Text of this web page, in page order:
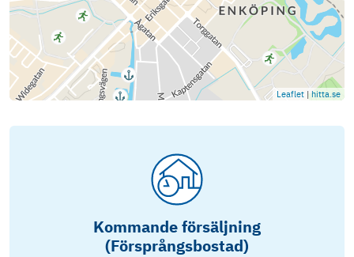
Leaflet | hitta.se
Kommande försäljning
(Försprångsbostad)